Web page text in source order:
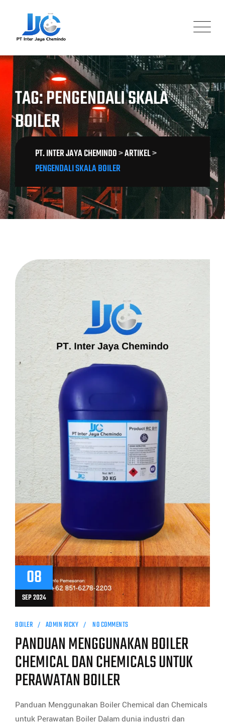
content
TAG: PENGENDALI SKALA
BOILER
PT. INTER JAYA CHEMINDO>ARTIKEL>
PENGENDALI SKALA BOILER
08
SEP 2024
BOILER ADMIN RICKY NO COMMENTS
PANDUAN MENGGUNAKAN BOILER
CHEMICAL DAN CHEMICALS UNTUK
PERAWATAN BOILER
Panduan Menggunakan Boiler Chemical dan Chemicals
untuk Perawatan Boiler Dalam dunia industri dan